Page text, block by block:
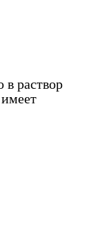
раствор